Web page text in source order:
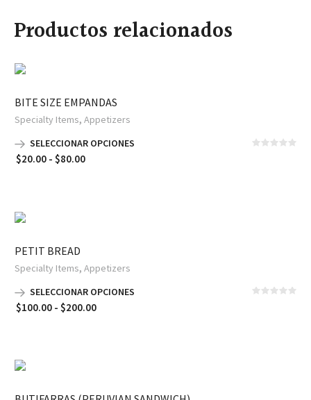
Productos relacionados
BITE SIZE EMPANDAS
Specialty Items, Appetizers
SELECCIONAR OPCIONES
$20.00 - $80.00Rango
PETIT BREAD
Specialty Items, Appetizers
SELECCIONAR OPCIONES
$100.00 - $200.00Rango